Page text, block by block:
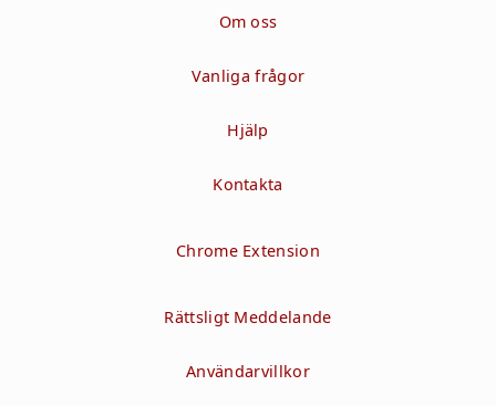
Om oss
Vanliga frågor
Hjälp
Kontakta
Chrome Extension
Rättsligt Meddelande
Användarvillkor